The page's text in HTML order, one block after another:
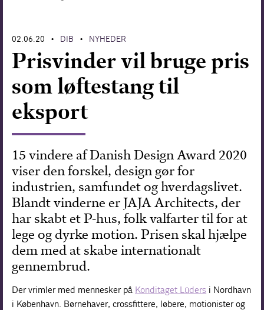
02.06.20 • DIB • NYHEDER
Prisvinder vil bruge pris
som løftestang til
eksport
15 vindere af Danish Design Award 2020
viser den forskel, design gør for
industrien, samfundet og hverdagslivet.
Blandt vinderne er JAJA Architects, der
har skabt et P-hus, folk valfarter til for at
lege og dyrke motion. Prisen skal hjælpe
dem med at skabe internationalt
gennembrud.
Der vrimler med mennesker på Konditaget Lüders i Nordhavn
i København. Børnehaver, crossfittere, løbere, motionister og